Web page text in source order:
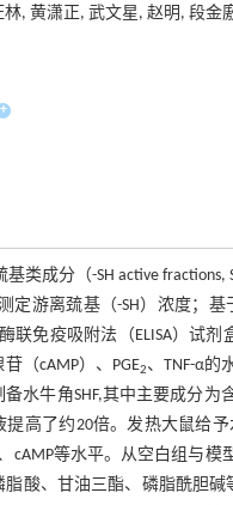
, 黄潇正, 武文星, 赵明, 段金
+
基类成分（-SH active
定游离巯基（-SH）浓度；
联免疫吸附法（ELISA）试
（cAMP）、PGE2、TNF-α的
水牛角SHF,其中主要成分为
高了约20倍。发热大鼠给
、cAMP等水平。从空白组与
酸、甘油三酯、磷脂酰胆